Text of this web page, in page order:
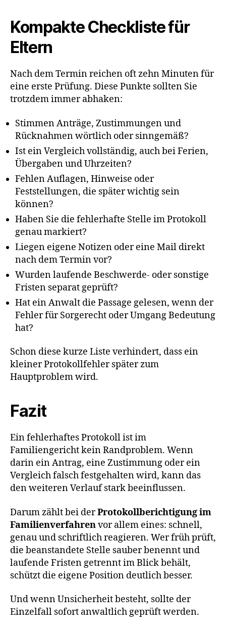
Kompakte Checkliste für
Eltern
Nach dem Termin reichen oft zehn Minuten für
eine erste Prüfung. Diese Punkte sollten Sie
trotzdem immer abhaken:
Stimmen Anträge, Zustimmungen und
Rücknahmen wörtlich oder sinngemäß?
Ist ein Vergleich vollständig, auch bei Ferien,
Übergaben und Uhrzeiten?
Fehlen Auflagen, Hinweise oder
Feststellungen, die später wichtig sein
können?
Haben Sie die fehlerhafte Stelle im Protokoll
genau markiert?
Liegen eigene Notizen oder eine Mail direkt
nach dem Termin vor?
Wurden laufende Beschwerde- oder sonstige
Fristen separat geprüft?
Hat ein Anwalt die Passage gelesen, wenn der
Fehler für Sorgerecht oder Umgang Bedeutung
hat?
Schon diese kurze Liste verhindert, dass ein
kleiner Protokollfehler später zum
Hauptproblem wird.
Fazit
Ein fehlerhaftes Protokoll ist im
Familiengericht kein Randproblem. Wenn
darin ein Antrag, eine Zustimmung oder ein
Vergleich falsch festgehalten wird, kann das
den weiteren Verlauf stark beeinflussen.
Darum zählt bei derProtokollberichtigung im
Familienverfahrenvor allem eines: schnell,
genau und schriftlich reagieren. Wer früh prüft,
die beanstandete Stelle sauber benennt und
laufende Fristen getrennt im Blick behält,
schützt die eigene Position deutlich besser.
Und wenn Unsicherheit besteht, sollte der
Einzelfall sofort anwaltlich geprüft werden.